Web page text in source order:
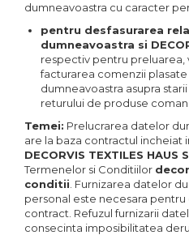
dumneavoastra cu caracter
pentru desfasurarea
dumneavoastra si
respectiv pentru preluarea,
facturarea comenzii
dumneavoastra asupra
returului de produse
Temei: Prelucrarea datelor
are la baza contractul incheiat
DECORVIS TEXTILES HAUS
Termenelor si Conditiilor
conditii . Furnizarea datelor
personal este necesara
contract. Refuzul furnizarii
consecinta imposibilitatea